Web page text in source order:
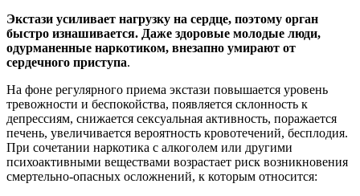
Экстази усиливает нагрузку на сердце, поэтому орган
быстро изнашивается. Даже здоровые молодые люди,
одурманенные наркотиком, внезапно умирают от
сердечного приступа.
На фоне регулярного приема экстази повышается уровень
тревожности и беспокойства, появляется склонность к
депрессиям, снижается сексуальная активность, поражается
печень, увеличивается вероятность кровотечений, бесплодия.
При сочетании наркотика с алкоголем или другими
психоактивными веществами возрастает риск возникновения
смертельно-опасных осложнений, к которым относится: